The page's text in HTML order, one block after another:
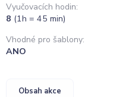
Vyučovacích hodin:
8 (1h = 45 min)
Vhodné pro šablony:
ANO
Obsah akce